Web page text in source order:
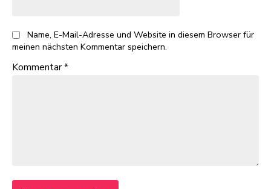
Name, E-Mail-Adresse und Website in diesem Browser für
meinen nächsten Kommentar speichern.
Kommentar*